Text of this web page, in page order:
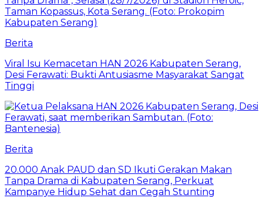
Berita
Viral Isu Kemacetan HAN 2026 Kabupaten Serang,
Desi Ferawati: Bukti Antusiasme Masyarakat Sangat
Tinggi
Berita
20.000 Anak PAUD dan SD Ikuti Gerakan Makan
Tanpa Drama di Kabupaten Serang, Perkuat
Kampanye Hidup Sehat dan Cegah Stunting